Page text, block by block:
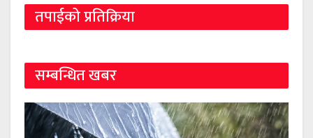
तपाईको प्रतिक्रिया
सम्बन्धित खबर